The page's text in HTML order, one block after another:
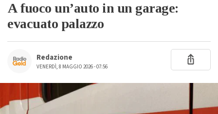
A fuoco un’auto in un garage:
evacuato palazzo
Redazione
VENERDÌ, 8 MAGGIO 2026 - 07:56